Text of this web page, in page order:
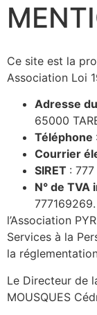
Ce site est la
Association Loi
Adresse
65000
Téléphone
Courrier
SIRET :
N° de
777169269.
l’Association
Services à la
la
Le Directeur de
MOUSQUES